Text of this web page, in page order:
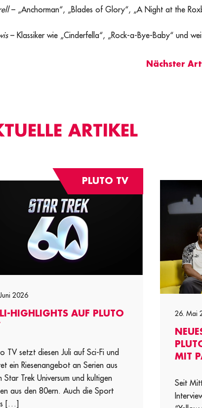
– „Anchorman“, „Blades of Glory“, „A Night at the
– Klassiker wie „Cinderfella“, „Rock-a-Bye-Baby“ und
Nächster
ARTIKEL
PLUTO TV
2026
HIGHLIGHTS AUF PLUTO
TV setzt diesen Juli auf Sci-Fi und
ein Riesenangebot an Serien aus
Star Trek Universum und kultigen
aus den 80ern. Auch die Sport
[…]
26. Mai
MIT
Seit